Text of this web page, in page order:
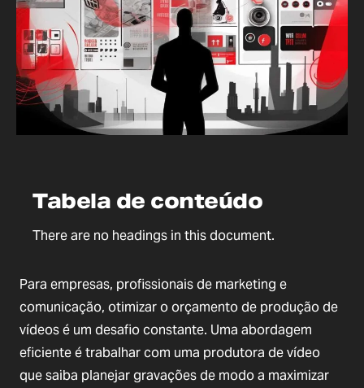
Tabela de conteúdo
There are no headings in this document.
Para empresas, profissionais de marketing e
comunicação, otimizar o orçamento de produção de
vídeos é um desafio constante. Uma abordagem
eficiente é trabalhar com uma produtora de vídeo
que saiba planejar gravações de modo a maximizar